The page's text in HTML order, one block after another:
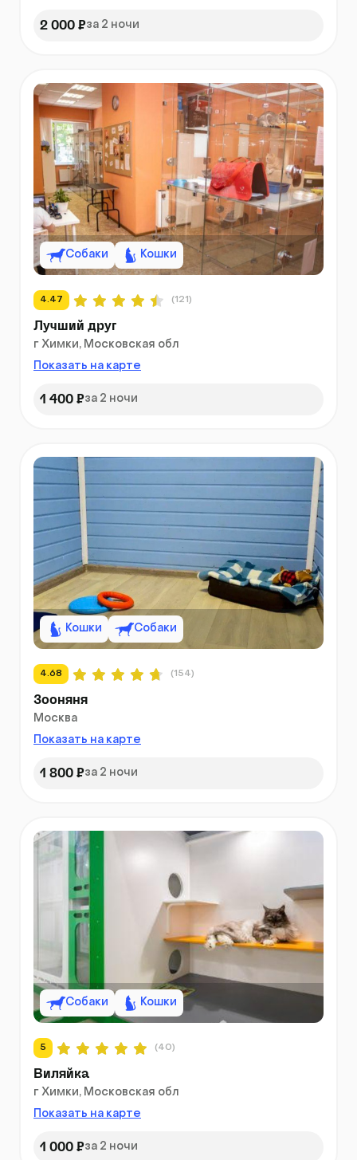
2 000 ₽за 2 ночи
Собаки Кошки
4.47 (121)
Лучший друг
г Химки, Московская обл
Показать на карте
1 400 ₽за 2 ночи
Кошки Собаки
4.68 (154)
Зооняня
Москва
Показать на карте
1 800 ₽за 2 ночи
Собаки Кошки
5 (40)
Виляйка
г Химки, Московская обл
Показать на карте
1 000 ₽за 2 ночи